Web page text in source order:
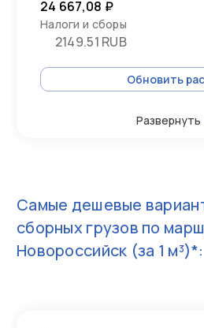
24 667,08 ₽
Налоги и сборы
2149.51 RUB
Обновить
Развернуть
Самые дешевые
сборных грузов по
Новороссийск (за 1 м³)*: